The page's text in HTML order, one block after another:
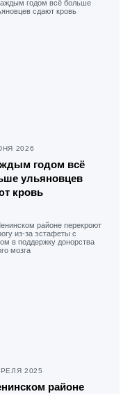
2026
годом всё
ульяновцев
кровь
2025
районе